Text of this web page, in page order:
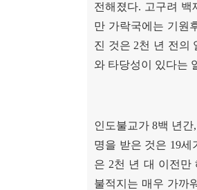
전해졌다. 고구려 백
만 가락국에는 기원
진 것은 2천 년 전의
와 타당성이 있다는
인도불교가8백 년간
명을 받은 것은 19세
은 2천 년 대 이전만
불적지는 매우 가까